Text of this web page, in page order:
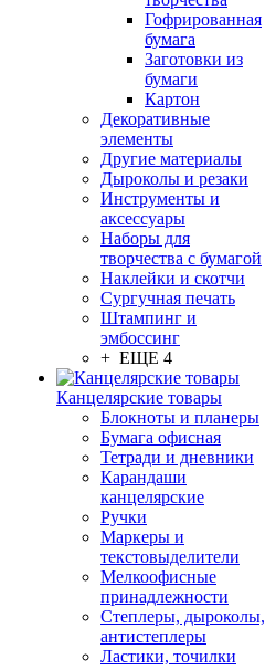
Гофрированная
бумага
Заготовки из
бумаги
Картон
Декоративные
элементы
Другие материалы
Дыроколы и резаки
Инструменты и
аксессуары
Наборы для
творчества с бумагой
Наклейки и скотчи
Сургучная печать
Штампинг и
эмбоссинг
+ ЕЩЕ 4
Канцелярские товары
Блокноты и планеры
Бумага офисная
Тетради и дневники
Карандаши
канцелярские
Ручки
Маркеры и
текстовыделители
Мелкоофисные
принадлежности
Степлеры, дыроколы,
антистеплеры
Ластики, точилки